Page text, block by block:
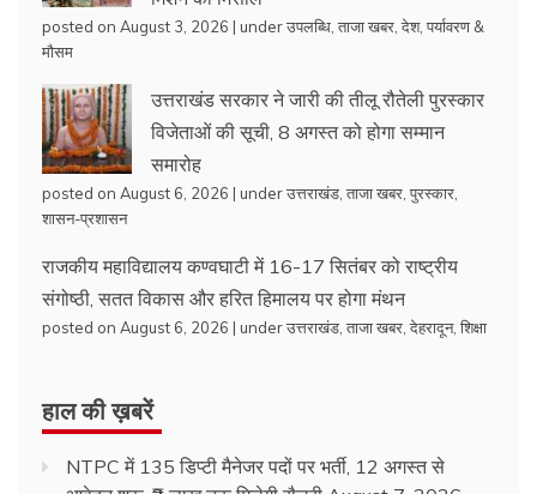
posted on August 3, 2026 | underउपलब्धि ताजा खबर देश, पर्यावरण &
मौसम
उत्तराखंड सरकार ने जारी की तीलू रौतेली पुरस्कार
विजेताओं की सूची, 8 अगस्त को होगा सम्मान
समारोह
posted on August 6, 2026 | underउत्तराखंड ताजा खबर पुरस्कार
शासन-प्रशासन
राजकीय महाविद्यालय कण्वघाटी में 16-17 सितंबर को राष्ट्रीय
संगोष्ठी, सतत विकास और हरित हिमालय पर होगा मंथन
posted on August 6, 2026 | underउत्तराखंड ताजा खबर देहरादून, शिक्षा
हाल की ख़बरें
NTPC में 135 डिप्टी मैनेजर पदों पर भर्ती, 12 अगस्त से